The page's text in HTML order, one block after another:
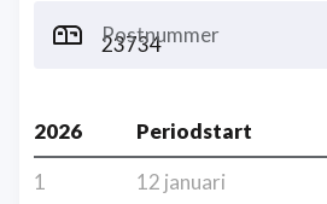
Postnummer
2026 Periodstart
1
12 januari